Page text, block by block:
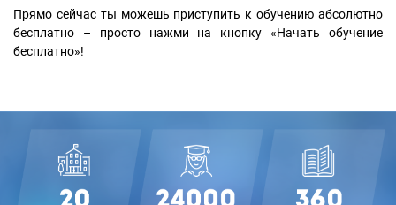
Прямо сейчас ты можешь приступить к обучению абсолютно
бесплатно – просто нажми на кнопку «Начать обучение
бесплатно»!